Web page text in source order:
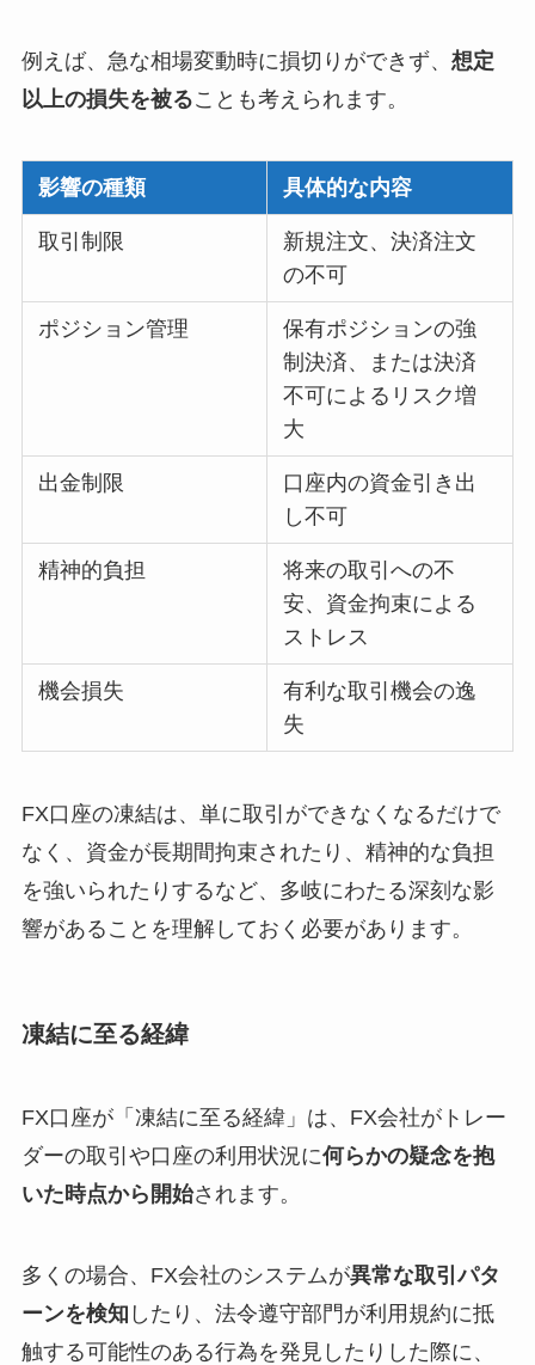
例えば、急な相場変動時に損切りができず、 想定
以上の損失を被ることも考えられます。
影響の種類 具体的な内容
取引制限
新規注文、決済注文
の不可
ポジション管理
保有ポジションの強
制決済、または決済
不可によるリスク増
大
出金制限
口座内の資金引き出
し不可
精神的負担
将来の取引への不
安、資金拘束による
ストレス
機会損失
有利な取引機会の逸
失
FX口座の凍結は、単に取引ができなくなるだけで
なく、資金が長期間拘束されたり、精神的な負担
を強いられたりするなど、多岐にわたる深刻な影
響があることを理解しておく必要があります。
凍結に至る経緯
FX口座が「凍結に至る経緯」は、FX会社がトレー
ダーの取引や口座の利用状況に何らかの疑念を抱
いた時点から開始されます。
多くの場合、FX会社のシステムが異常な取引パタ
ーンを検知 したり、法令遵守部門が利用規約に抵
触する可能性のある行為を発見したりした際に、